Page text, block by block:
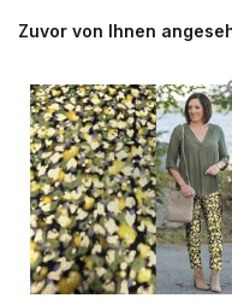
Zuvor von Ihnen